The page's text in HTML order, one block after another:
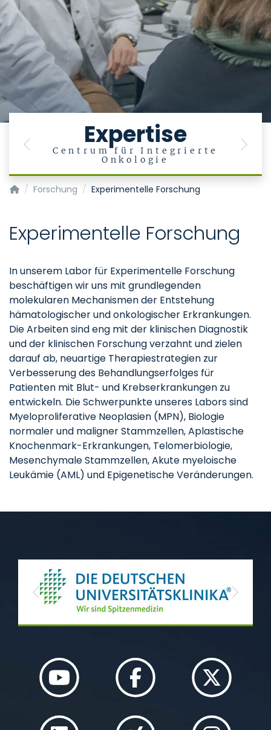
Expertise
Centrum für Integrierte
Onkologie
Previous Next
Klinik für Hämatologie, Onkologie, Hämostaseologie und
Forschung Experimentelle Forschung
Experimentelle Forschung
In unserem Labor für Experimentelle Forschung
beschäftigen wir uns mit grundlegenden
molekularen Mechanismen der Entstehung
hämatologischer und onkologischer Erkrankungen.
Die Arbeiten sind eng mit der klinischen Diagnostik
und der klinischen Forschung verzahnt und zielen
darauf ab, neuartige Therapiestrategien zur
Verbesserung des Behandlungserfolges für
Patienten mit Blut- und Krebserkrankungen zu
entwickeln. Die Schwerpunkte unseres Labors sind
Myeloproliferative Neoplasien (MPN), Biologie
normaler und maligner Stammzellen, Aplastische
Knochenmark-Erkrankungen, Telomerbiologie,
Mesenchymale Stammzellen, Akute myeloische
Leukämie (AML) und Epigenetische Veränderungen.
Previous Next